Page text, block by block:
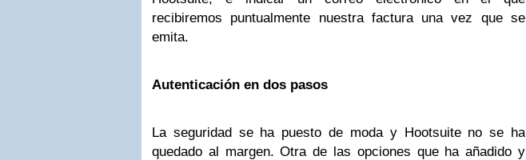
recibiremos puntualmente nuestra factura una vez que se
emita.
Autenticación en dos pasos
La seguridad se ha puesto de moda y Hootsuite no se ha
quedado al margen. Otra de las opciones que ha añadido y